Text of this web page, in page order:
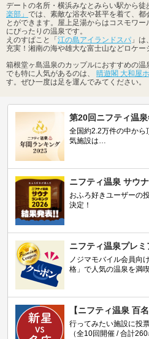
デートの名所・横浜みなとみらい駅から徒
楽部」 では、素敵な浴衣や甚平を着て、
とができます。屋上足湯からはコスモワ
にぴったりの温泉です。
えのすぱこと「 江の島アイランドスパ 」
充実！湘南の海や雄大な富士山などロケー
箱根堂ヶ島温泉のカップルにおすすめの
でも特に人気があるのは、 晴遊閣 大和屋
す。ぜひ一度は足を運んでみてください。
第20回ニフティ温
全国約2.2万件の中から
気施設は…
ニフティ温泉 サウ
おふろ好きユーザーの
決定！
ニフティ温泉プレ
ノジマモバイル会員向
格」で人気の温泉を満
【ニフティ温泉 百
行ってみたい施設に投
（全10回開催 / 合計260